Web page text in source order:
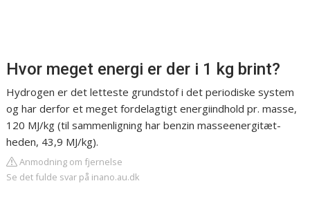
Hvor meget energi er der i 1 kg brint?
Hydrogen er det letteste grundstof i det periodiske system
og har derfor et meget fordelagtigt energiindhold pr. masse,
120 MJ/kg (til sammenligning har benzin masseenergitæt-
heden, 43,9 MJ/kg).
Anmodning om fjernelse
Se det fulde svar på inano.au.dk